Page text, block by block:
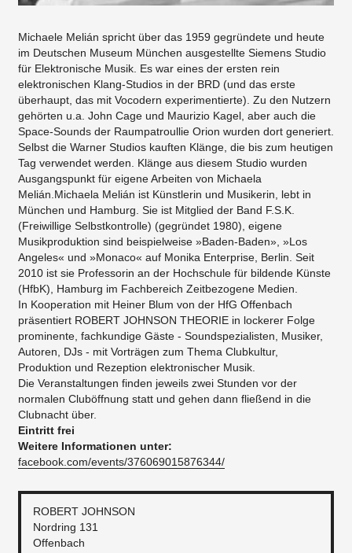
Michaele Melián spricht über das 1959 gegründete und heute
im Deutschen Museum München ausgestellte Siemens Studio
für Elektronische Musik. Es war eines der ersten rein
elektronischen Klang-Studios in der BRD (und das erste
überhaupt, das mit Vocodern experimentierte). Zu den Nutzern
gehörten u.a. John Cage und Maurizio Kagel, aber auch die
Space-Sounds der Raumpatroullie Orion wurden dort generiert.
Selbst die Warner Studios kauften Klänge, die bis zum heutigen
Tag verwendet werden. Klänge aus diesem Studio wurden
Ausgangspunkt für eigene Arbeiten von Michaela
Melián.Michaela Melián ist Künstlerin und Musikerin, lebt in
München und Hamburg. Sie ist Mitglied der Band F.S.K.
(Freiwillige Selbstkontrolle) (gegründet 1980), eigene
Musikproduktion sind beispielweise »Baden-Baden», »Los
Angeles« und »Monaco« auf Monika Enterprise, Berlin. Seit
2010 ist sie Professorin an der Hochschule für bildende Künste
(HfbK), Hamburg im Fachbereich Zeitbezogene Medien.
In Kooperation mit Heiner Blum von der HfG Offenbach
präsentiert ROBERT JOHNSON THEORIE in lockerer Folge
prominente, fachkundige Gäste - Soundspezialisten, Musiker,
Autoren, DJs - mit Vorträgen zum Thema Clubkultur,
Produktion und Rezeption elektronischer Musik.
Die Veranstaltungen finden jeweils zwei Stunden vor der
normalen Cluböffnung statt und gehen dann fließend in die
Clubnacht über.
Eintritt frei
Weitere Informationen unter:
facebook.com/events/376069015876344/
ROBERT JOHNSON
Nordring 131
Offenbach